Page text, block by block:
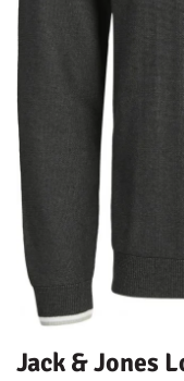
Jack & Jones